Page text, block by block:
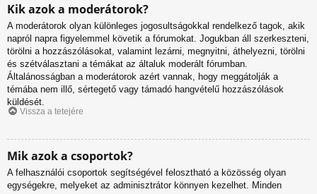
Kik azok a moderátorok?
A moderátorok olyan különleges jogosultságokkal rendelkező tagok, akik
napról napra figyelemmel követik a fórumokat. Jogukban áll szerkeszteni,
törölni a hozzászólásokat, valamint lezárni, megnyitni, áthelyezni, törölni
és szétválasztani a témákat az általuk moderált fórumban.
Általánosságban a moderátorok azért vannak, hogy meggátolják a
témába nem illő, sértegető vagy támadó hangvételű hozzászólások
küldését.
Vissza a tetejére
Mik azok a csoportok?
A felhasználói csoportok segítségével felosztható a közösség olyan
egységekre, melyeket az adminisztrátor könnyen kezelhet. Minden